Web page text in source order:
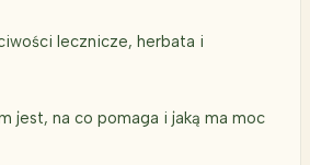
lecznicze, herbata i
jest, na co pomaga i jaką ma moc